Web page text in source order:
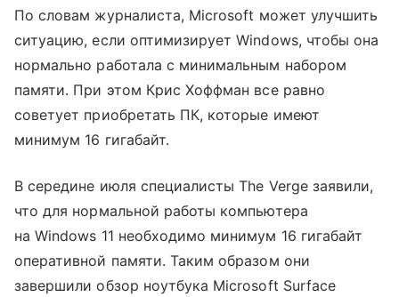
По словам журналиста, Microsoft может улучшить
ситуацию, если оптимизирует Windows, чтобы она
нормально работала с минимальным набором
памяти. При этом Крис Хоффман все равно
советует приобретать ПК, которые имеют
минимум 16 гигабайт.
В середине июля специалисты The Verge заявили,
что для нормальной работы компьютера
на Windows 11 необходимо минимум 16 гигабайт
оперативной памяти. Таким образом они
завершили обзор ноутбука Microsoft Surface